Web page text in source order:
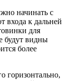
начинать с
входа к дальней
для
будут видны
более
горизонтально,